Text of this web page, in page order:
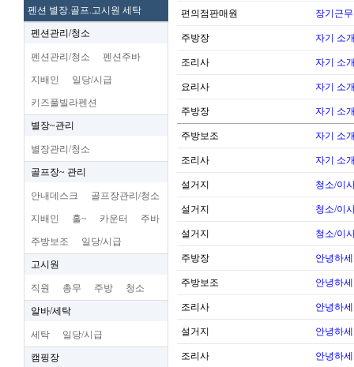
펜션 별장.골프.고시원 세탁
펜션관리/청소
펜션관리/청소 펜션주바
지배인 일당/시급
키즈풀빌라펜션
별장~관리
별장관리/청소
골프장~ 관리
안내데스크 골프장관리/청소
지배인 홀~ 카운터 주바
주방보조 일당/시급
고시원
직원 총무 주방 청소
알바/세탁
세탁 일당/시급
캠핑장
편의점판매원 장기근
주방장 자기 소
조리사 자기 소
요리사 자기 소
주방장 자기 소
주방보조 자기 소
조리사 자기 소
설거지 청소/이
설거지 청소/이
설거지 청소/이
주방장 안녕하
주방보조 안녕하
조리사 안녕하
설거지 안녕하
조리사 안녕하